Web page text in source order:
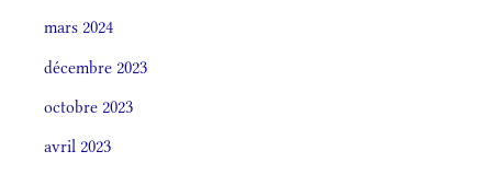
mars 2024
décembre 2023
octobre 2023
avril 2023